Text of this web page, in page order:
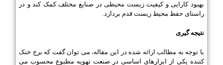
بهبود کارایی و کیفیت زیست محیطی در صنایع مختلف کمک کند و در
راستای حفظ محیط زیست قدم بردازد.
نتیجه گیری
با توجه به مطالب ارائه شده در این مقاله، می توان گفت که برج خنک
کننده یکی از ابزارهای اساسی در صنعت تهویه مطبوع محسوب می